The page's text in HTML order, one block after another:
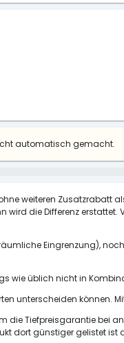
automatisch gemacht.
weiteren Zusatzrabatt
die Differenz
Eingrenzung),
wie üblich nicht in
unterscheiden können.
die Tiefpreisgarantie bei
dort günstiger gelistet ist